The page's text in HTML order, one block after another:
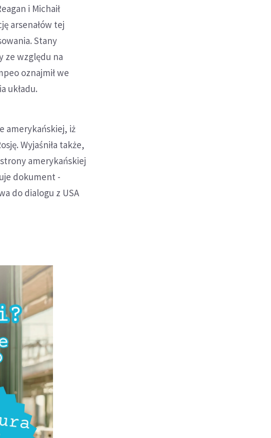
i Michaił
arsenałów tej
Stany
ze względu na
oznajmił we
układu.
amerykańskiej, iż
Wyjaśniła także,
amerykańskiej
dokument -
do dialogu z USA